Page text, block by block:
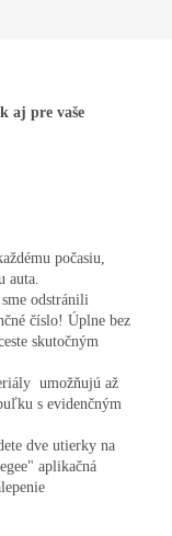
aj pre vaše
počasiu,
auta.
odstránili
číslo! Úplne bez
skutočným
umožňujú až
s evidenčným
dve utierky na
aplikačná